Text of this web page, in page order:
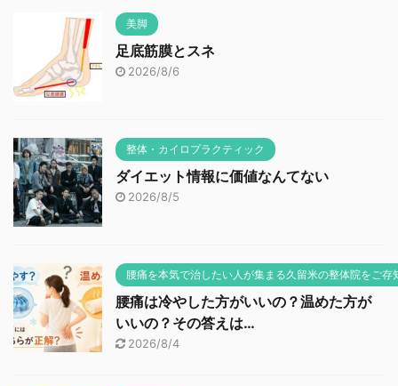
美脚
足底筋膜とスネ
2026/8/6
整体・カイロプラクティック
ダイエット情報に価値なんてない
2026/8/5
腰痛を本気で治したい人が集まる久留米の整体院をご存
腰痛は冷やした方がいいの？温めた方が
いいの？その答えは…
2026/8/4